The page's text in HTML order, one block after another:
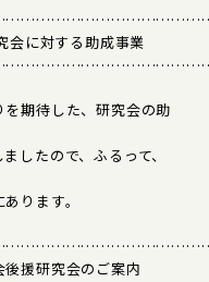
に対する助成事業
期待した、研究会の助
したので、ふるって、
ります。
援研究会のご案内